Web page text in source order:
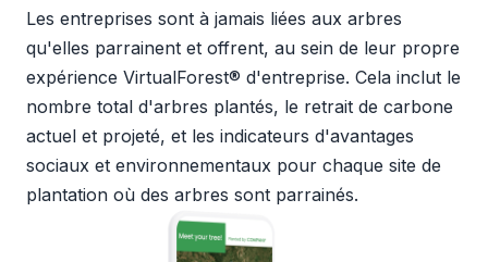
Les entreprises sont à jamais liées aux arbres
qu'elles parrainent et offrent, au sein de leur propre
expérience VirtualForest® d'entreprise. Cela inclut le
nombre total d'arbres plantés, le retrait de carbone
actuel et projeté, et les indicateurs d'avantages
sociaux et environnementaux pour chaque site de
plantation où des arbres sont parrainés.